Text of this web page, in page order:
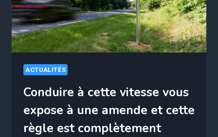
ACTUALITÉS
Conduire à cette vitesse vous
expose à une amende et cette
règle est complètement